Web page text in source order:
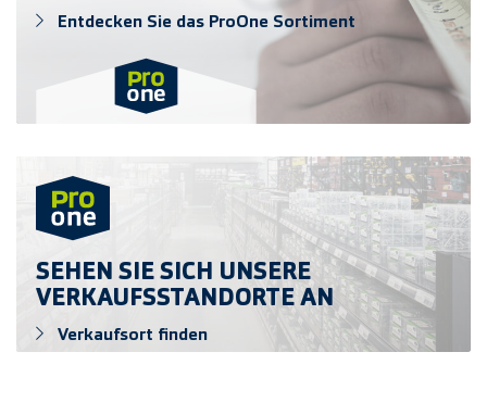
Entdecken Sie das ProOne Sortiment
Verkaufsort finden
SEHEN SIE SICH UNSERE
VERKAUFSSTANDORTE AN
Verkaufsort finden